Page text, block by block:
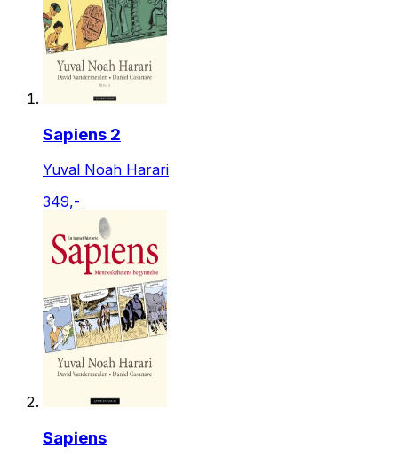
Sapiens 2
Yuval Noah Harari
349,-
Sapiens